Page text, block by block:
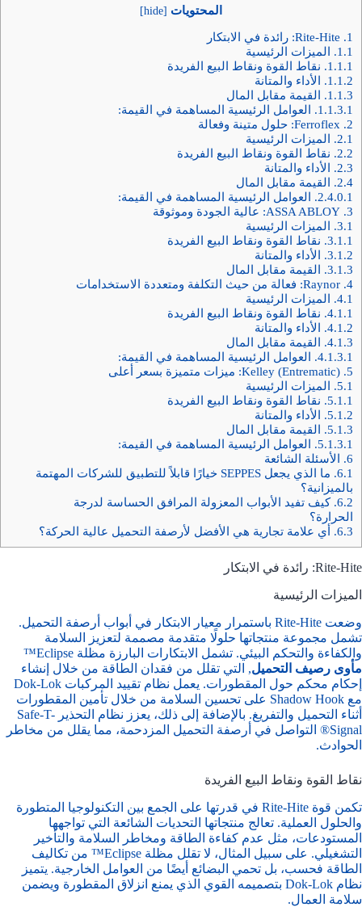
المحتويات [
hide
]
1.
1.1. الميزات الرئيسية
1.1.1. نقاط القوة ونقاط البيع الفريدة
1.1.2. الأداء والمتانة
1.1.3. القيمة مقابل المال
1.1.3.1. العوامل الرئيسية المساهمة في القيمة:
2.
2.1. الميزات الرئيسية
2.2. نقاط القوة ونقاط البيع الفريدة
2.3. الأداء والمتانة
2.4. القيمة مقابل المال
2.4.0.1. العوامل الرئيسية المساهمة في القيمة:
3.
3.1. الميزات الرئيسية
3.1.1. نقاط القوة ونقاط البيع الفريدة
3.1.2. الأداء والمتانة
3.1.3. القيمة مقابل المال
4.
4.1. الميزات الرئيسية
4.1.1. نقاط القوة ونقاط البيع الفريدة
4.1.2. الأداء والمتانة
4.1.3. القيمة مقابل المال
4.1.3.1. العوامل الرئيسية المساهمة في القيمة:
5.
5.1. الميزات الرئيسية
5.1.1. نقاط القوة ونقاط البيع الفريدة
5.1.2. الأداء والمتانة
5.1.3. القيمة مقابل المال
5.1.3.1. العوامل الرئيسية المساهمة في القيمة:
6. الأسئلة الشائعة
6.1.
ما الذي يجعل SEPPES خيارًا قابلاً للتطبيق للشركات المهتمة
بالميزانية؟
6.2. كيف تفيد الأبواب المعزولة المرافق الحساسة لدرجة
الحرارة؟
6.3. أي علامة تجارية هي الأفضل لأرصفة التحميل عالية الحركة؟
Rite-Hite: رائدة في الابتكار
الميزات الرئيسية
وضعت Rite-Hite باستمرار معيار الابتكار في أبواب أرصفة التحميل.
تشمل مجموعة منتجاتها حلولًا متقدمة مصممة لتعزيز السلامة
والكفاءة والتحكم البيئي. تشمل الابتكارات البارزة مظلة Eclipse™
مأوى رصيف التحميل, التي تقلل من فقدان الطاقة من خلال إنشاء
إحكام محكم حول المقطورات. يعمل نظام تقييد المركبات Dok-Lok
مع Shadow Hook على تحسين السلامة من خلال تأمين المقطورات
أثناء التحميل والتفريغ. بالإضافة إلى ذلك، يعزز نظام التحذير Safe-T-
Signal® التواصل في أرصفة التحميل المزدحمة، مما يقلل من مخاطر
الحوادث.
نقاط القوة ونقاط البيع الفريدة
تكمن قوة Rite-Hite في قدرتها على الجمع بين التكنولوجيا المتطورة
والحلول العملية. تعالج منتجاتها التحديات الشائعة التي تواجهها
المستودعات، مثل عدم كفاءة الطاقة ومخاطر السلامة والتأخير
التشغيلي. على سبيل المثال، لا تقلل مظلة Eclipse™ من تكاليف
الطاقة فحسب، بل تحمي البضائع أيضًا من العوامل الخارجية. يتميز
نظام Dok-Lok بتصميمه القوي الذي يمنع انزلاق المقطورة ويضمن
سلامة العمال.